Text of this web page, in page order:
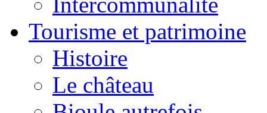
Tourisme et patrimoine
Histoire
Le château